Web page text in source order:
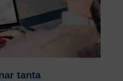
tanta